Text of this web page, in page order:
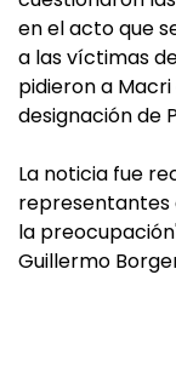
en el acto que
a las víctimas
pidieron a
designación de
La noticia fue
representantes
la
Guillermo